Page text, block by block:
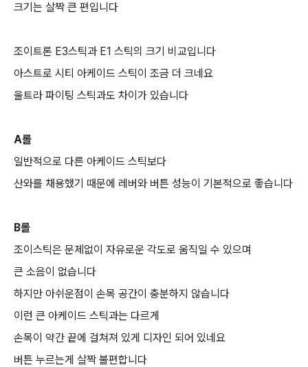
크기는 살짝 큰 편입니다
조이트론 E3스틱과 E1 스틱의 크기 비교입니다
아스트로 시티 아케이드 스틱이 조금 더 크네요
울트라 파이팅 스틱과도 차이가 있습니다
A롤
일반적으로 다른 아케이드 스틱보다
산와를 채용했기 때문에 레버와 버튼 성능이 기본적으로 좋습니다
B롤
조이스틱은 문제없이 자유로운 각도로 움직일 수 있으며
큰 소음이 없습니다
하지만 아쉬운점이 손목 공간이 충분하지 않습니다
이런 큰 아케이드 스틱과는 다르게
손목이 약간 끝에 걸쳐져 있게 디자인 되어 있네요
버튼 누르는게 살짝 불편합니다